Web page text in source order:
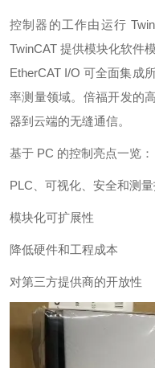
控制器的工作由运行
TwinCAT 提供模块化软件
EtherCAT I/O 可全面集成
率测量领域。倍福开发的
器到云端的无缝通信。
基于 PC 的控制亮点一览：
PLC、可视化、安全和测
模块化可扩展性
降低硬件和工程成本
对第三方提供商的开放性